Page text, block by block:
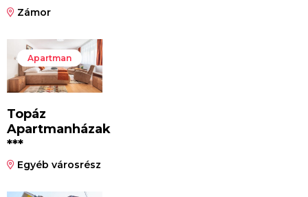
Zámor
Apartman
Topáz
Apartmanházak
***
Egyéb városrész